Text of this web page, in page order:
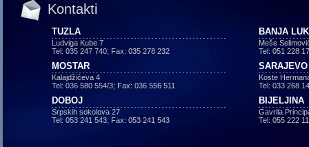
Kontakti
TUZLA
Ludviga Kube 7
Tel: 035 247 740; Fax: 035 278 232
MOSTAR
Kalajdžićeva 4
Tel: 036 580 554/3; Fax: 036 556 511
DOBOJ
Srpskih sokolova 27
Tel: 053 241 543; Fax: 053 241 543
BANJA
Meše
Tel: 051 228
SARAJEVO
Koste
Tel: 033 268
BIJELJINA
Gavrila
Tel: 055 222